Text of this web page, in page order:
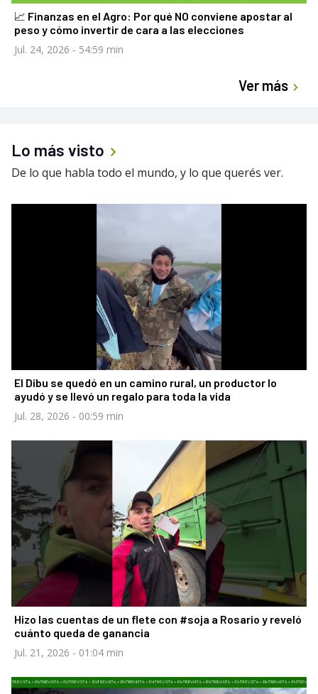
📈 Finanzas en el Agro: Por qué NO conviene apostar al
peso y cómo invertir de cara a las elecciones
Jul. 24, 2026 - 54:59 min
Ver más
Lo más visto
De lo que habla todo el mundo, y lo que querés ver.
El Dibu se quedó en un camino rural, un productor lo
ayudó y se llevó un regalo para toda la vida
Jul. 28, 2026 - 00:59 min
Hizo las cuentas de un flete con #soja a Rosario y reveló
cuánto queda de ganancia
Jul. 21, 2026 - 01:04 min